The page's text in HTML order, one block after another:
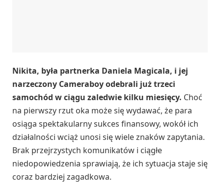
Nikita, była partnerka Daniela Magicala, i jej
narzeczony Cameraboy odebrali już trzeci
samochód w ciągu zaledwie kilku miesięcy. Choć
na pierwszy rzut oka może się wydawać, że para
osiąga spektakularny sukces finansowy, wokół ich
działalności wciąż unosi się wiele znaków zapytania.
Brak przejrzystych komunikatów i ciągłe
niedopowiedzenia sprawiają, że ich sytuacja staje się
coraz bardziej zagadkowa.